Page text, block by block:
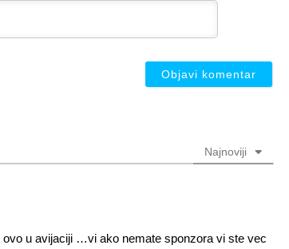
Najnoviji
u avijaciji …vi ako nemate sponzora vi ste vec